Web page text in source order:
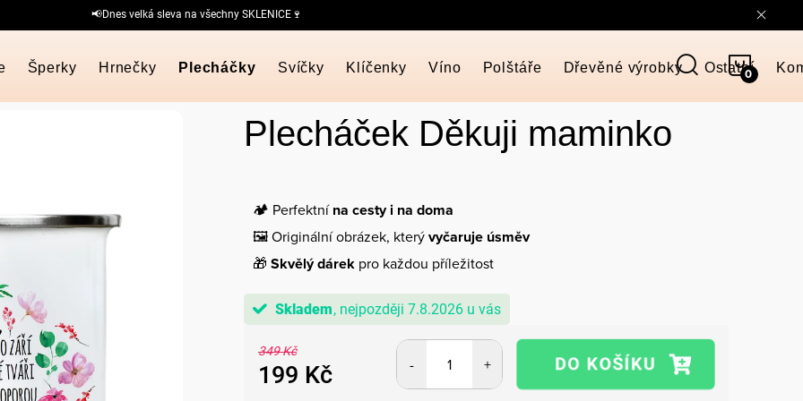
📢Dnes velká sleva na všechny SKLENICE🍷
KOŠÍK
Šperky Hrnečky Plecháčky Svíčky Klíčenky Víno Polštáře Dřevěné výrobky Ostatní
Plecháček Děkuji maminko
🏕️ Perfektnína cesty i na doma
🖼️ Originální obrázek, kterývyčaruje úsměv
🎁 Skvělý dárek pro každou příležitost
Skladem 7.8.2026
349 Kč
199 Kč